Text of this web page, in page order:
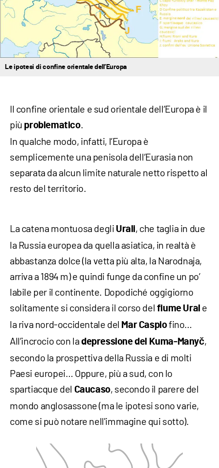
Le ipotesi di confine orientale dell’Europa
Il confine orientale e sud orientale dell’Europa è il
più problematico.
In qualche modo, infatti, l’Europa è
semplicemente una penisola dell’Eurasia non
separata da alcun limite naturale netto rispetto al
resto del territorio.
La catena montuosa degli Urali, che taglia in due
la Russia europea da quella asiatica, in realtà è
abbastanza dolce (la vetta più alta, la Narodnaja,
arriva a 1894 m) e quindi funge da confine un po’
labile per il continente. Dopodiché oggigiorno
solitamente si considera il corso del fiume Ural e
la riva nord-occidentale del Mar Caspiofino…
All’incrocio con ladepressione del Kuma-Manyč,
secondo la prospettiva della Russia e di molti
Paesi europei… Oppure, più a sud, con lo
spartiacque del Caucaso, secondo il parere del
mondo anglosassone (ma le ipotesi sono varie,
come si può notare nell'immagine qui sotto).